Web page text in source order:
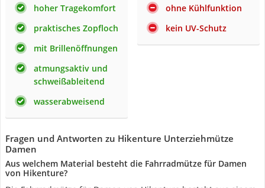
hoher Tragekomfort
praktisches Zopfloch
mit Brillenöffnungen
atmungsaktiv und
schweißableitend
wasserabweisend
ohne Kühlfunktion
kein UV-Schutz
Fragen und Antworten zu Hikenture Unterziehmütze
Damen
Aus welchem Material besteht die Fahrradmütze für Damen
von Hikenture?